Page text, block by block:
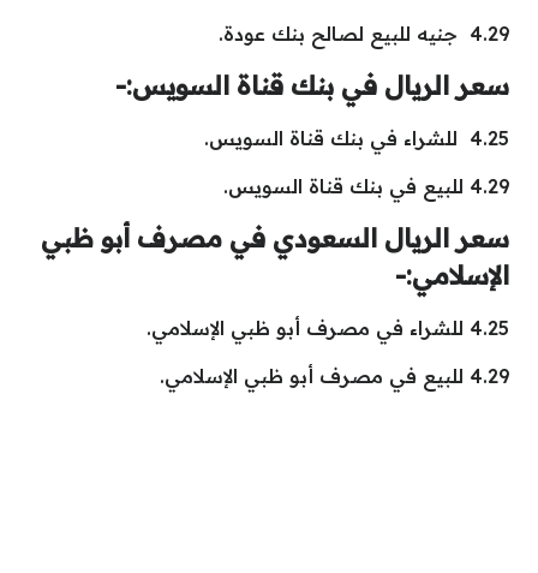
4.29 جنيه للبيع لصالح بنك عودة.
سعر الريال في بنك قناة السويس:-
4.25 للشراء في بنك قناة السويس.
4.29 للبيع في بنك قناة السويس.
سعر الريال السعودي في مصرف أبو ظبي
الإسلامي:-
4.25 للشراء في مصرف أبو ظبي الإسلامي.
4.29 للبيع في مصرف أبو ظبي الإسلامي.